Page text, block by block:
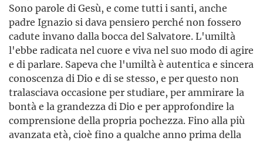
Sono parole di Gesù, e come tutti i santi, anche
padre Ignazio si dava pensiero perché non fossero
cadute invano dalla bocca del Salvatore. L'umiltà
l'ebbe radicata nel cuore e viva nel suo modo di agire
e di parlare. Sapeva che l'umiltà è autentica e sincera
conoscenza di Dio e di se stesso, e per questo non
tralasciava occasione per studiare, per ammirare la
bontà e la grandezza di Dio e per approfondire la
comprensione della propria pochezza. Fino alla più
avanzata età, cioè fino a qualche anno prima della